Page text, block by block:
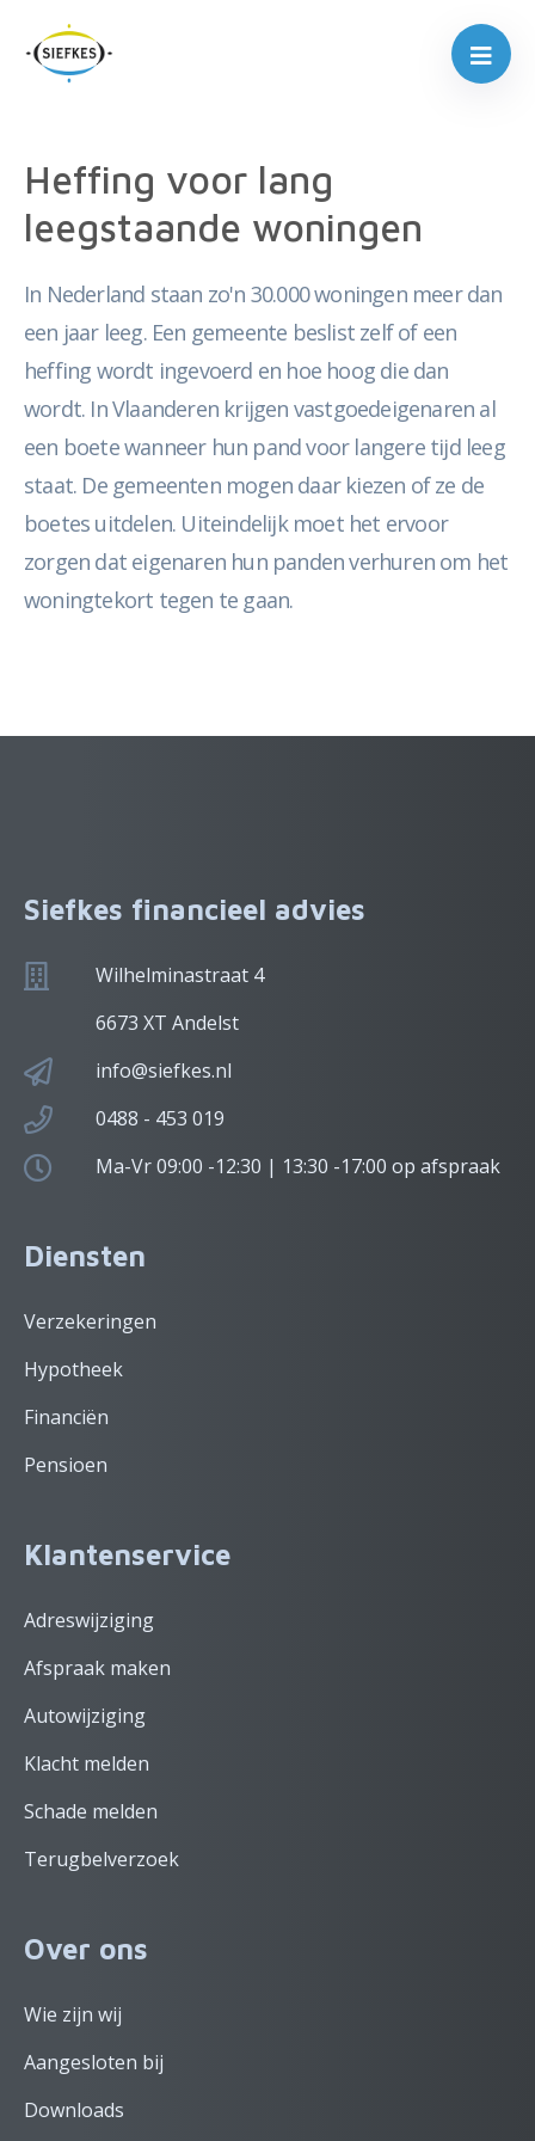
Heffing voor lang
leegstaande woningen
In Nederland staan zo'n 30.000 woningen meer dan
een jaar leeg. Een gemeente beslist zelf of een
heffing wordt ingevoerd en hoe hoog die dan
wordt. In Vlaanderen krijgen vastgoedeigenaren al
een boete wanneer hun pand voor langere tijd leeg
staat. De gemeenten mogen daar kiezen of ze de
boetes uitdelen. Uiteindelijk moet het ervoor
zorgen dat eigenaren hun panden verhuren om het
woningtekort tegen te gaan.
Siefkes financieel advies
Wilhelminastraat 4
6673 XT Andelst
info@siefkes.nl
0488 - 453 019
Ma-Vr 09:00 -12:30 | 13:30 -17:00 op afspraak
Diensten
Verzekeringen
Hypotheek
Financiën
Pensioen
Klantenservice
Adreswijziging
Afspraak maken
Autowijziging
Klacht melden
Schade melden
Terugbelverzoek
Over ons
Wie zijn wij
Aangesloten bij
Downloads